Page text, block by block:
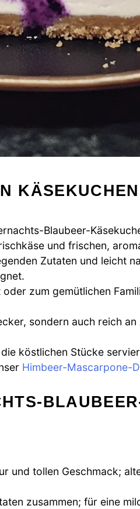
Blaubeer-
und frischen,
Zutaten und leicht
zum gemütlichen
sondern auch reich
köstlichen Stücke
Himbeer-Mascarpone-
und tollen Geschmack;
zusammen; für eine